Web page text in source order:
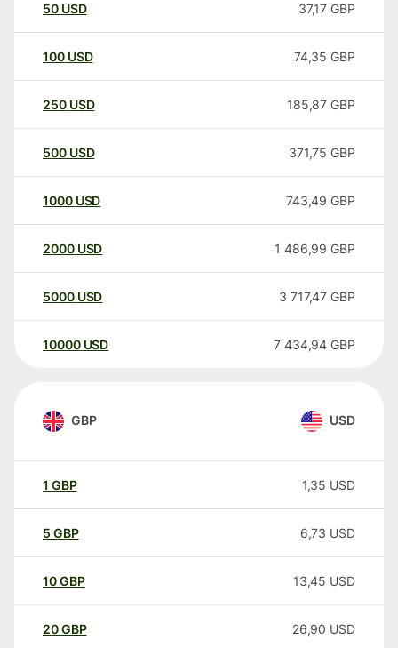
50 USD 37,17 GBP
100 USD 74,35 GBP
250 USD 185,87 GBP
500 USD 371,75 GBP
1000 USD 743,49 GBP
2000 USD 1 486,99 GBP
5000 USD 3 717,47 GBP
10000 USD 7 434,94 GBP
GBP USD
1 GBP 1,35 USD
5 GBP 6,73 USD
10GBP 13,45 USD
20GBP 26,90 USD